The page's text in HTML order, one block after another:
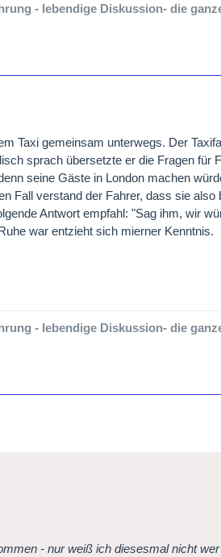
- lebendige Diskussion- die
Taxi gemeinsam unterwegs. Der
sprach übersetzte er die Fragen für
seine Gäste in London machen
Fall verstand der Fahrer, dass sie
Antwort empfahl: "Sag ihm, wir
war entzieht sich mierner Kenntnis.
- lebendige Diskussion- die
- nur weiß ich diesesmal nicht